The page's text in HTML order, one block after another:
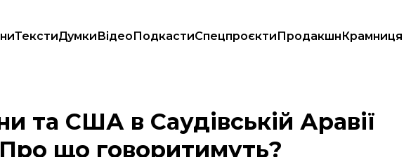
ТекстиДумкиВідеоПодкастиСпецпроєктиПродакшнКрамниця
розпочалася. Про що говоритимуть?
та США в Саудівській Аравії
що говоритимуть?